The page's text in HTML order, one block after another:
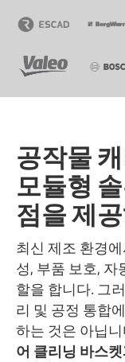
공작물
모듈형
점을 제
최신 제조 환경
성, 부품 보호, 자
할을 합니다. 그
리 및 공정 통합
하는 것은 아닙니
어 클리닝 바스